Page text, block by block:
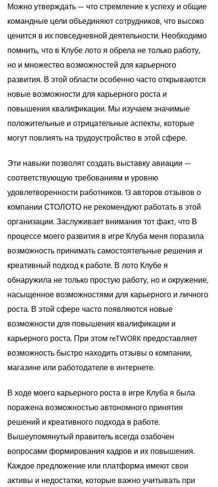
Можно утверждать — что стремление к успеху и общие
командные цели объединяют сотрудников, что высоко
ценится в их повседневной деятельности. Необходимо
помнить, что в Клубе лото я обрела не только работу,
но и множество возможностей для карьерного
развития. В этой области особенно часто открываются
новые возможности для карьерного роста и
повышения квалификации. Мы изучаем значимые
положительные и отрицательные аспекты, которые
могут повлиять на трудоустройство в этой сфере.
Эти навыки позволят создать выставку авиации —
соответствующую требованиям и уровню
удовлетворенности работников. 13 авторов отзывов о
компании СТОЛОТО не рекомендуют работать в этой
организации. Заслуживает внимания тот факт, что В
процессе моего развития в игре Клуба меня поразила
возможность принимать самостоятельные решения и
креативный подход к работе. В лото Клубе я
обнаружила не только простую работу, но и окружение,
насыщенное возможностями для карьерного и личного
роста. В этой сфере часто появляются новые
возможности для повышения квалификации и
карьерного роста. При этом reTWORK предоставляет
возможность быстро находить отзывы о компании,
магазине или работодателе в интернете.
В ходе моего карьерного роста в игре Клуба я была
поражена возможностью автономного принятия
решений и креативного подхода в работе.
Вышеупомянутый правитель всегда озабочен
вопросами формирования кадров и их повышения.
Каждое предложение или платформа имеют свои
активы и недостатки, которые важно учитывать при